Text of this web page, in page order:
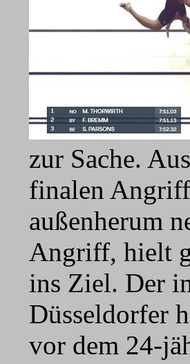
zur Sache.
finalen
außenherum
Angriff, hielt
ins Ziel. Der
Düsseldorfer
vor dem 24-